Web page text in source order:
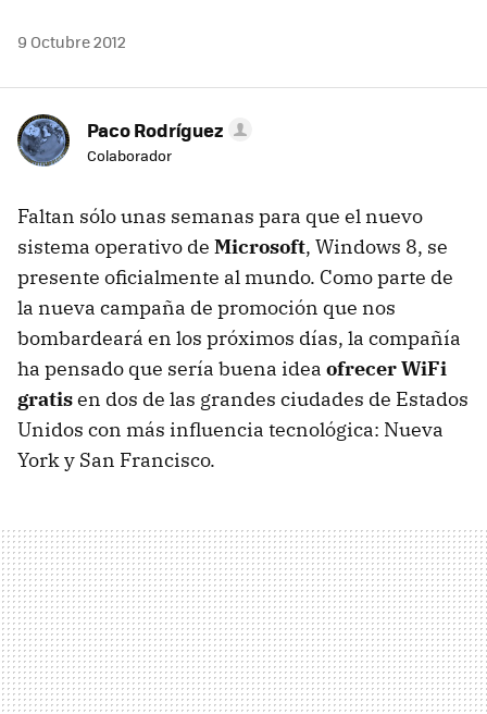
9 Octubre 2012
Paco Rodríguez
Colaborador
Faltan sólo unas semanas para que el nuevo
sistema operativo de Microsoft, Windows 8, se
presente oficialmente al mundo. Como parte de
la nueva campaña de promoción que nos
bombardeará en los próximos días, la compañía
ha pensado que sería buena idea ofrecer WiFi
gratisen dos de las grandes ciudades de Estados
Unidos con más influencia tecnológica: Nueva
York y San Francisco.